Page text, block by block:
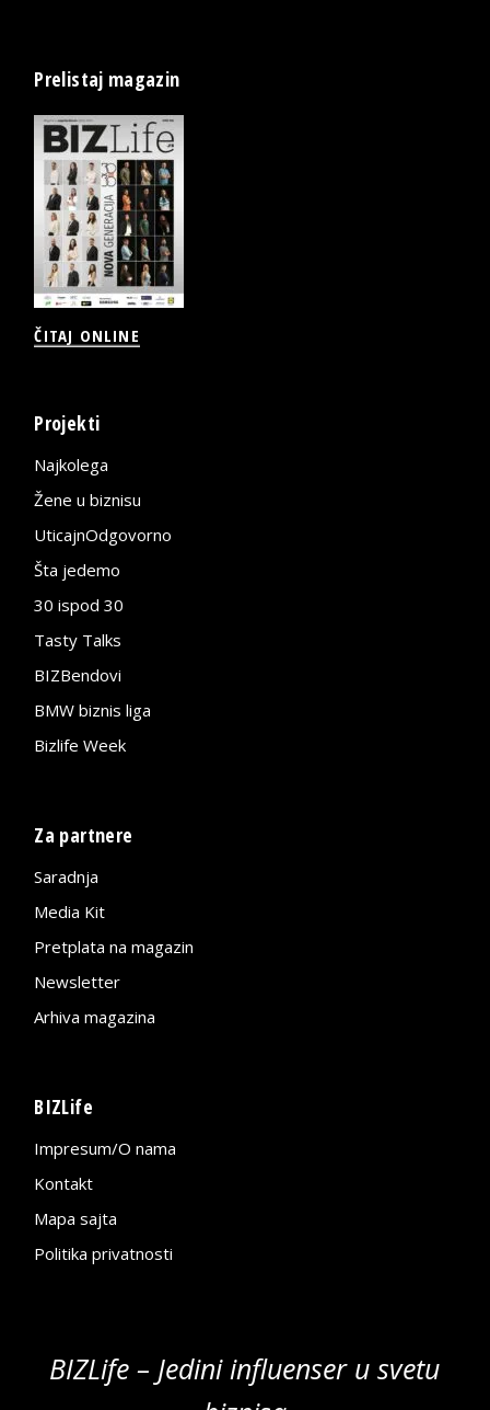
Prelistaj magazin
ČITAJ ONLINE
Projekti
Najkolega
Žene u biznisu
UticajnOdgovorno
Šta jedemo
30 ispod 30
Tasty Talks
BIZBendovi
BMW biznis liga
Bizlife Week
Za partnere
Saradnja
Media Kit
Pretplata na magazin
Newsletter
Arhiva magazina
BIZLife
Impresum/O nama
Kontakt
Mapa sajta
Politika privatnosti
BIZLife – Jedini influenser u svetu